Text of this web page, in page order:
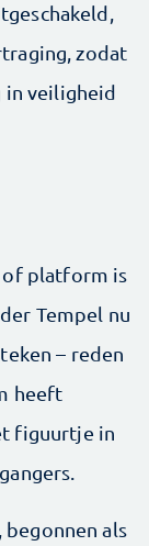
zodat
in veiligheid
of platform is
Tempel nu
– reden
heeft
figuurtje in
als